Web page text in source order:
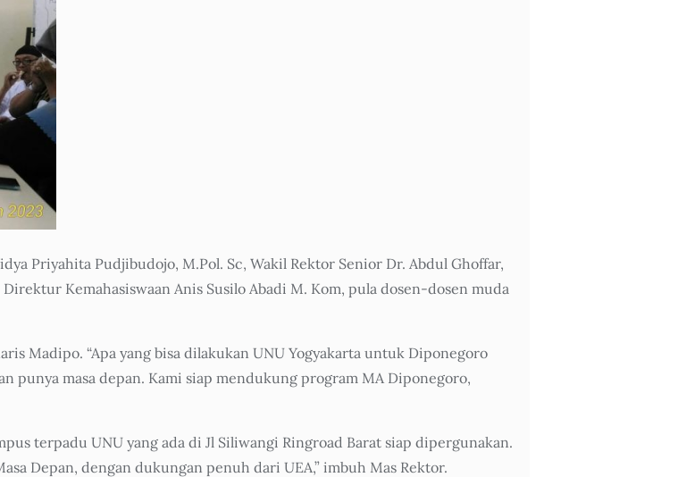
Priyahita Pudjibudojo, M.Pol. Sc, Wakil Rektor Senior Dr. Abdul Ghoffar,
Kemahasiswaan Anis Susilo Abadi M. Kom, pula dosen-dosen muda
Madipo. “Apa yang bisa dilakukan UNU Yogyakarta untuk Diponegoro
punya masa depan. Kami siap mendukung program MA Diponegoro,
terpadu UNU yang ada di Jl Siliwangi Ringroad Barat siap dipergunakan.
Depan, dengan dukungan penuh dari UEA,” imbuh Mas Rektor.